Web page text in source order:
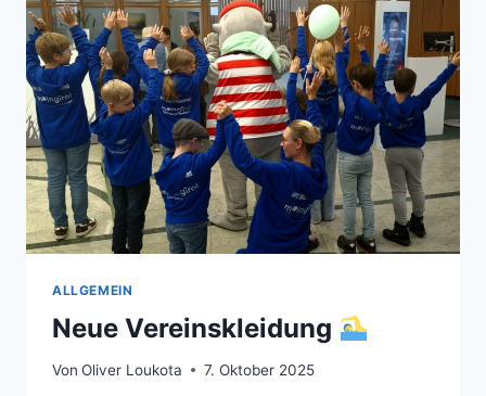
SCHWARTAU
ALLGEMEIN
Neue Vereinskleidung
Von Oliver Loukota 7. Oktober 2025